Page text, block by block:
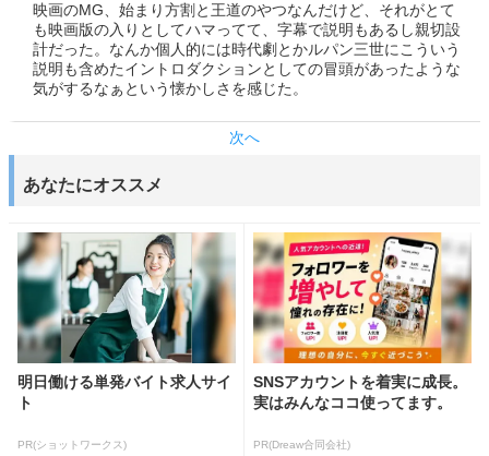
映画のMG、始まり方割と王道のやつなんだけど、それがとて
も映画版の入りとしてハマってて、字幕で説明もあるし親切設
計だった。なんか個人的には時代劇とかルパン三世にこういう
説明も含めたイントロダクションとしての冒頭があったような
気がするなぁという懐かしさを感じた。
次へ
あなたにオススメ
明日働ける単発バイト求人サイ
ト
PR(ショットワークス)
SNSアカウントを着実に成長。
実はみんなココ使ってます。
PR(Dreaw合同会社)